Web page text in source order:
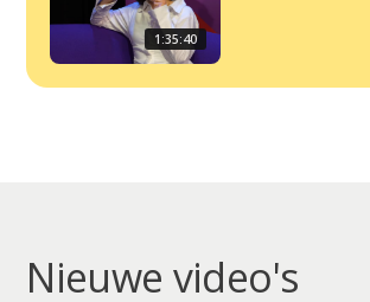
1:35:40
Nieuwe video's